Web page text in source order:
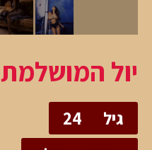
יול המושלמת
גיל
24